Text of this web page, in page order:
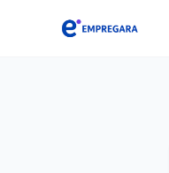
Empregara